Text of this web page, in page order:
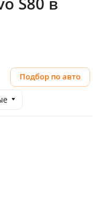
Подбор по авто